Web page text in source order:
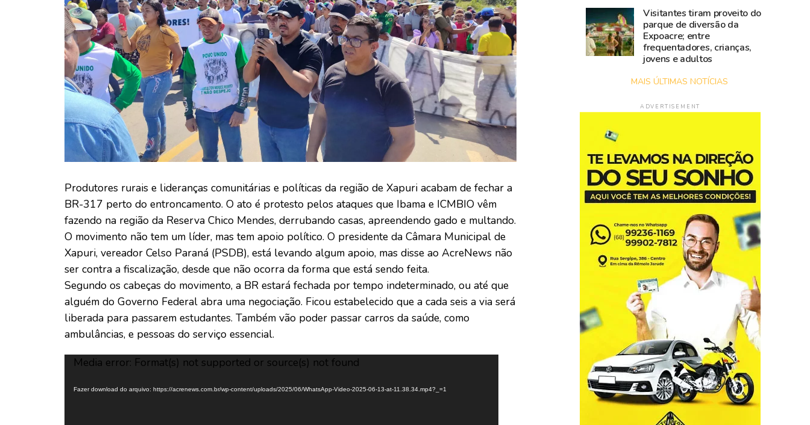
Produtores rurais e lideranças comunitárias e políticas da região de Xapuri acabam de fechar a
BR-317 perto do entroncamento. O ato é protesto pelos ataques que Ibama e ICMBIO vêm
fazendo na região da Reserva Chico Mendes, derrubando casas, apreendendo gado e multando.
O movimento não tem um líder, mas tem apoio político. O presidente da Câmara Municipal de
Xapuri, vereador Celso Paraná (PSDB), está levando algum apoio, mas disse ao AcreNews não
ser contra a fiscalização, desde que não ocorra da forma que está sendo feita.
Segundo os cabeças do movimento, a BR estará fechada por tempo indeterminado, ou até que
alguém do Governo Federal abra uma negociação. Ficou estabelecido que a cada seis a via será
liberada para passarem estudantes. Também vão poder passar carros da saúde, como
ambulâncias, e pessoas do serviço essencial.
Tocador
vídeo
Media error: Format(s) not supported or source(s) not found
Fazer download do arquivo: https://acrenews.com.br/wp-content/uploads/2025/06/WhatsApp-Video-2025-06-13-at-11.38.34.mp4?_=1
Visitantes tiram proveito do
parque de diversão da
Expoacre; entre
frequentadores, crianças,
jovens e adultos
MAIS ÚLTIMAS NOTÍCIAS
ADVERTISEMENT